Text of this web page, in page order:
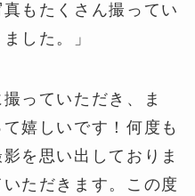
もたくさん撮ってい
した。」
っていただき、ま
嬉しいです！何度も
を思い出しておりま
ただきます。この度